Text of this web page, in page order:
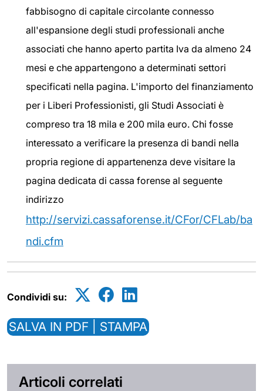
fabbisogno di capitale circolante connesso
all'espansione degli studi professionali anche
associati che hanno aperto partita Iva da almeno 24
mesi e che appartengono a determinati settori
specificati nella pagina. L'importo del finanziamento
per i Liberi Professionisti, gli Studi Associati è
compreso tra 18 mila e 200 mila euro. Chi fosse
interessato a verificare la presenza di bandi nella
propria regione di appartenenza deve visitare la
pagina dedicata di cassa forense al seguente
indirizzo
http://servizi.cassaforense.it/CFor/CFLab/ba
ndi.cfm
Condividi su:
SALVA IN PDF | STAMPA
Articoli correlati